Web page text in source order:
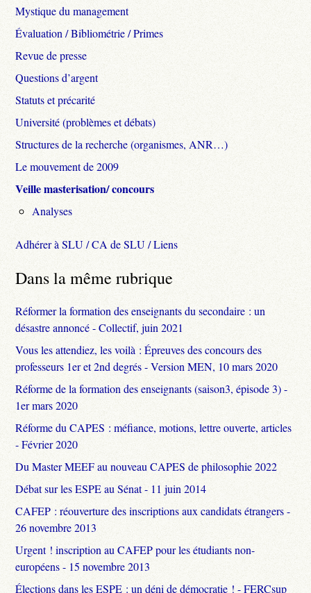
Mystique du management
Évaluation / Bibliométrie / Primes
Revue de presse
Questions d’argent
Statuts et précarité
Université (problèmes et débats)
Structures de la recherche (organismes, ANR…)
Le mouvement de 2009
Veille masterisation/ concours
Analyses
Adhérer à SLU / CA de SLU / Liens
Dans la même rubrique
Réformer la formation des enseignants du secondaire : un
désastre annoncé - Collectif, juin 2021
Vous les attendiez, les voilà : Épreuves des concours des
professeurs 1er et 2nd degrés - Version MEN, 10 mars 2020
Réforme de la formation des enseignants (saison3, épisode 3) -
1er mars 2020
Réforme du CAPES : méfiance, motions, lettre ouverte, articles
- Février 2020
Du Master MEEF au nouveau CAPES de philosophie 2022
Débat sur les ESPE au Sénat - 11 juin 2014
CAFEP : réouverture des inscriptions aux candidats étrangers -
26 novembre 2013
Urgent ! inscription au CAFEP pour les étudiants non-
européens - 15 novembre 2013
Élections dans les ESPE : un déni de démocratie ! - FERCsup